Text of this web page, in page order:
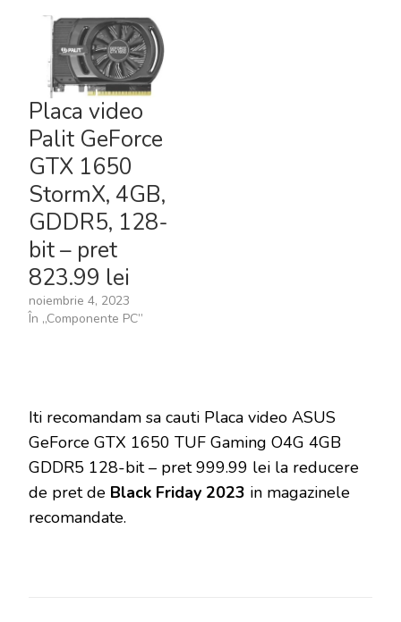
Placa video
Palit GeForce
GTX 1650
StormX, 4GB,
GDDR5, 128-
bit – pret
823.99 lei
noiembrie 4, 2023
În „Componente PC”
Iti recomandam sa cauti Placa video ASUS
GeForce GTX 1650 TUF Gaming O4G 4GB
GDDR5 128-bit – pret 999.99 lei la reducere
de pret de Black Friday 2023 in magazinele
recomandate.